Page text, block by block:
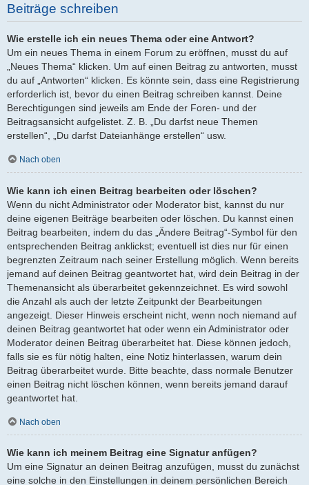
Beiträge schreiben
Wie erstelle ich ein neues Thema oder eine Antwort?
Um ein neues Thema in einem Forum zu eröffnen, musst du auf
„Neues Thema“ klicken. Um auf einen Beitrag zu antworten, musst
du auf „Antworten“ klicken. Es könnte sein, dass eine Registrierung
erforderlich ist, bevor du einen Beitrag schreiben kannst. Deine
Berechtigungen sind jeweils am Ende der Foren- und der
Beitragsansicht aufgelistet. Z. B. „Du darfst neue Themen
erstellen“, „Du darfst Dateianhänge erstellen“ usw.
Nach oben
Wie kann ich einen Beitrag bearbeiten oder löschen?
Wenn du nicht Administrator oder Moderator bist, kannst du nur
deine eigenen Beiträge bearbeiten oder löschen. Du kannst einen
Beitrag bearbeiten, indem du das „Ändere Beitrag“-Symbol für den
entsprechenden Beitrag anklickst; eventuell ist dies nur für einen
begrenzten Zeitraum nach seiner Erstellung möglich. Wenn bereits
jemand auf deinen Beitrag geantwortet hat, wird dein Beitrag in der
Themenansicht als überarbeitet gekennzeichnet. Es wird sowohl
die Anzahl als auch der letzte Zeitpunkt der Bearbeitungen
angezeigt. Dieser Hinweis erscheint nicht, wenn noch niemand auf
deinen Beitrag geantwortet hat oder wenn ein Administrator oder
Moderator deinen Beitrag überarbeitet hat. Diese können jedoch,
falls sie es für nötig halten, eine Notiz hinterlassen, warum dein
Beitrag überarbeitet wurde. Bitte beachte, dass normale Benutzer
einen Beitrag nicht löschen können, wenn bereits jemand darauf
geantwortet hat.
Nach oben
Wie kann ich meinem Beitrag eine Signatur anfügen?
Um eine Signatur an deinen Beitrag anzufügen, musst du zunächst
eine solche in den Einstellungen in deinem persönlichen Bereich